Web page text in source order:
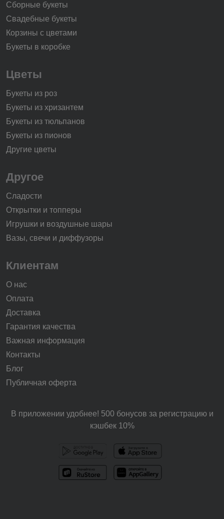
Сборные букеты
Свадебные букеты
Корзины с цветами
Букеты в коробке
Цветы
Букеты из роз
Букеты из хризантем
Букеты из тюльпанов
Букеты из пионов
Другие цветы
Другое
Сладости
Открытки и топперы
Игрушки и воздушные шары
Вазы, свечи и диффузоры
Клиентам
О нас
Оплата
Доставка
Гарантия качества
Важная информация
Контакты
Блог
Публичная оферта
В приложении удобнее! 500 бонусов за регистрацию и
кэшбек 10%